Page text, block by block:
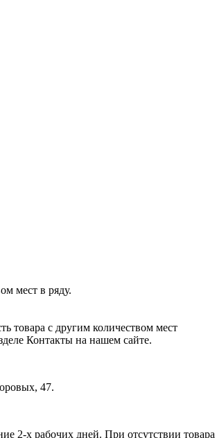
мест в ряду.
товара с другим количеством мест
Контакты на нашем сайте.
47.
2-х рабочих дней. При отсутствии